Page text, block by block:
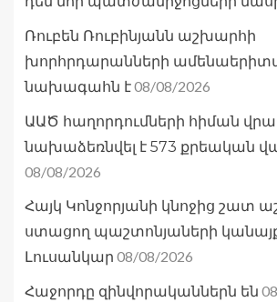
Ռուբեն Ռուբինյանն աշխարհի
խորհրդարանների
նախագահն է08/08/2026
ԱԱԾ հաղորդումների հիման վրա
նախաձեռնվել է 573 քրեական
08/08/2026
Հայկ Կոնջորյանի կնոջից
ստացող պաշտոնյաների կանայք
Լուսանկար 08/08/2026
Հաջորդը զինվորականներն են